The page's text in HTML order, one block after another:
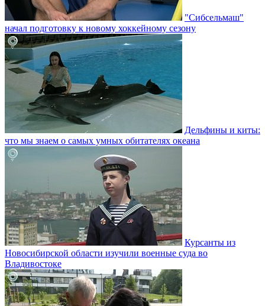
"Сибсельмаш"
начал подготовку к новому хоккейному сезону
Дельфины и киты:
что мы знаем о самых умных обитателях океана
Курсанты из
Новосибирской области изучили военные суда во
Владивостоке